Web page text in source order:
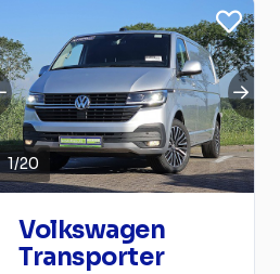
1/20
Volkswagen
Transporter